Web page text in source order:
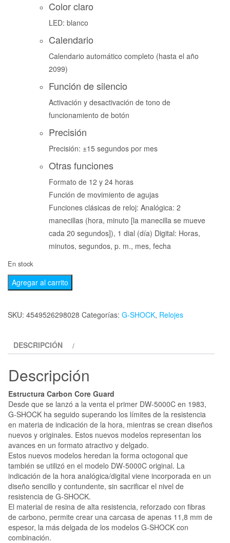
Color claro
LED: blanco
Calendario
Calendario automático completo (hasta el año
2099)
Función de silencio
Activación y desactivación de tono de
funcionamiento de botón
Precisión
Precisión: ±15 segundos por mes
Otras funciones
Formato de 12 y 24 horas
Función de movimiento de agujas
Funciones clásicas de reloj: Analógica: 2
manecillas (hora, minuto [la manecilla se mueve
cada 20 segundos]), 1 dial (día) Digital: Horas,
minutos, segundos, p. m., mes, fecha
En stock
Agregar al carrito
SKU: 4549526298028 Categorías: G-SHOCK, Relojes
DESCRIPCIÓN
Descripción
Estructura Carbon Core Guard
Desde que se lanzó a la venta el primer DW-5000C en 1983,
G-SHOCK ha seguido superando los límites de la resistencia
en materia de indicación de la hora, mientras se crean diseños
nuevos y originales. Estos nuevos modelos representan los
avances en un formato atractivo y delgado.
Estos nuevos modelos heredan la forma octogonal que
también se utilizó en el modelo DW-5000C original. La
indicación de la hora analógica/digital viene incorporada en un
diseño sencillo y contundente, sin sacrificar el nivel de
resistencia de G-SHOCK.
El material de resina de alta resistencia, reforzado con fibras
de carbono, permite crear una carcasa de apenas 11,8 mm de
espesor, la más delgada de los modelos G-SHOCK con
combinación.